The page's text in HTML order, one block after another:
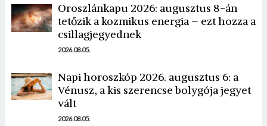
Oroszlánkapu 2026: augusztus 8-án
tetőzik a kozmikus energia – ezt hozza a
csillagjegyednek
2026.08.05.
Napi horoszkóp 2026. augusztus 6: a
Vénusz, a kis szerencse bolygója jegyet
vált
2026.08.05.